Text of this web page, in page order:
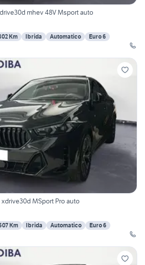
mhev 48V Msport auto
Km Ibrida Automatico
Euro 6
xdrive30d MSport Pro auto
Km Ibrida Automatico
Euro 6